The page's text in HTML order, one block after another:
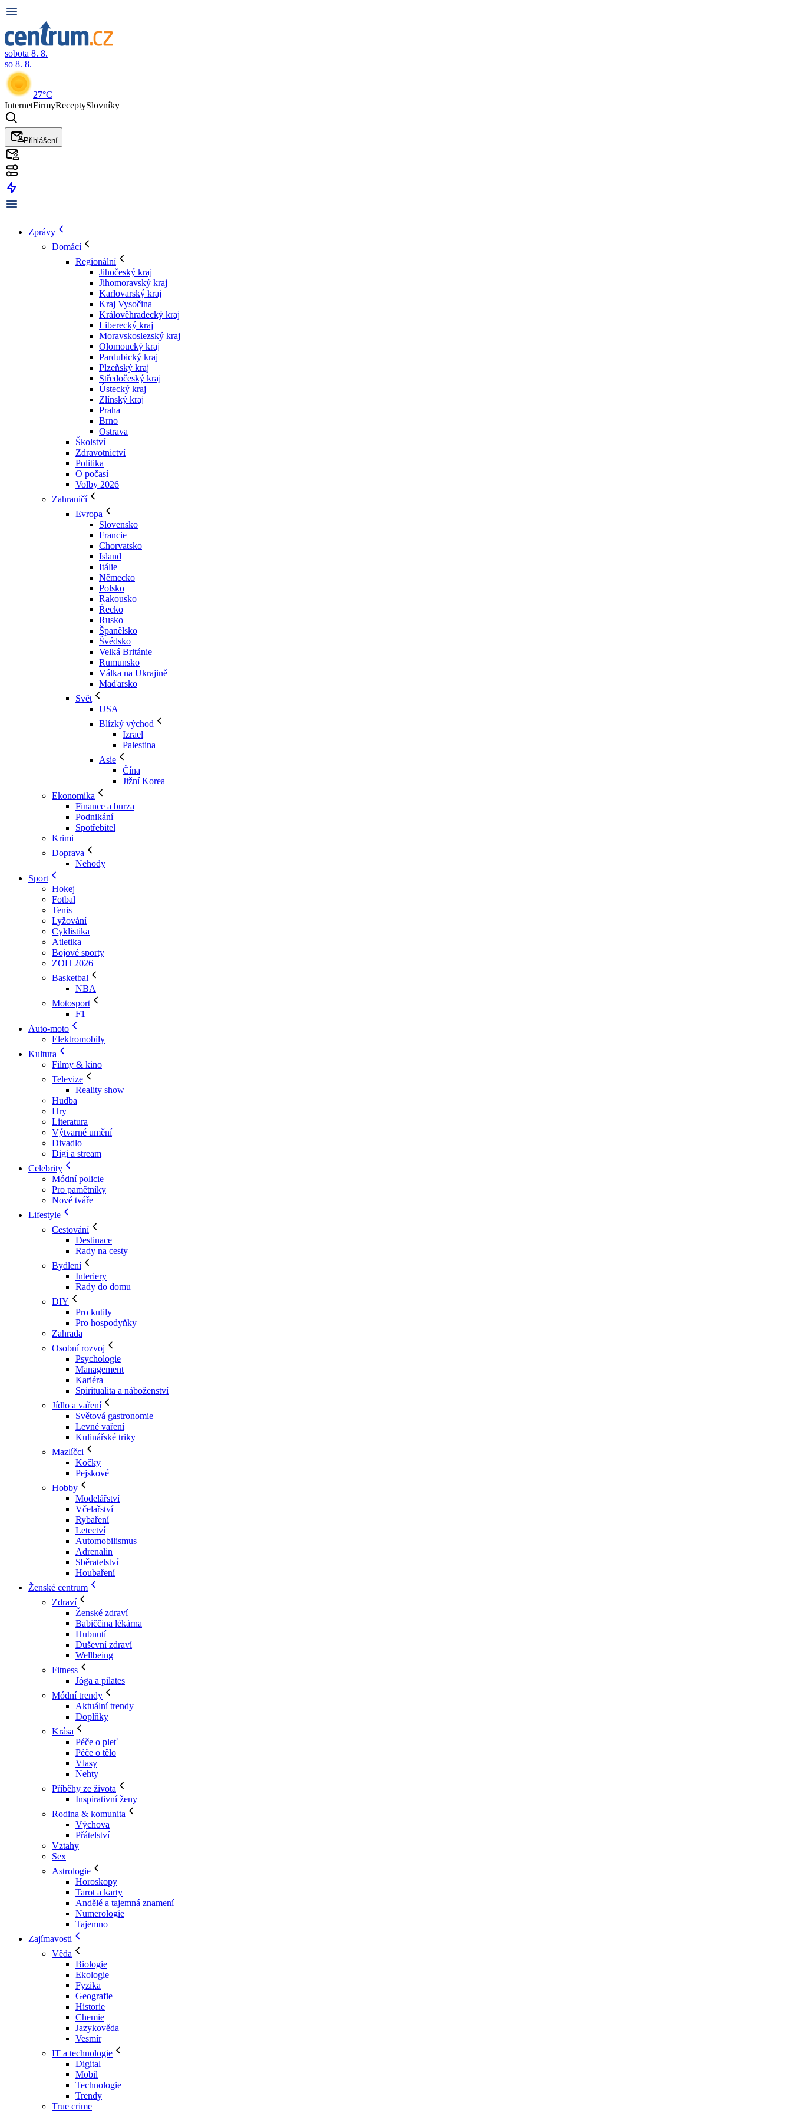
sobota 8. 8.
so 8. 8.
27°C
InternetFirmyReceptySlovníky
Přihlášení
Zprávy
Domácí
Regionální
Jihočeský kraj
Jihomoravský kraj
Karlovarský kraj
Kraj Vysočina
Králověhradecký kraj
Liberecký kraj
Moravskoslezský kraj
Olomoucký kraj
Pardubický kraj
Plzeňský kraj
Středočeský kraj
Ústecký kraj
Zlínský kraj
Praha
Brno
Ostrava
Školství
Zdravotnictví
Politika
O počasí
Volby 2026
Zahraničí
Evropa
Slovensko
Francie
Chorvatsko
Island
Itálie
Německo
Polsko
Rakousko
Řecko
Rusko
Španělsko
Švédsko
Velká Británie
Rumunsko
Válka na Ukrajině
Maďarsko
Svět
USA
Blízký východ
Izrael
Palestina
Asie
Čína
Jižní Korea
Ekonomika
Finance a burza
Podnikání
Spotřebitel
Krimi
Doprava
Nehody
Sport
Hokej
Fotbal
Tenis
Lyžování
Cyklistika
Atletika
Bojové sporty
ZOH 2026
Basketbal
NBA
Motosport
F1
Auto-moto
Elektromobily
Kultura
Filmy & kino
Televize
Reality show
Hudba
Hry
Literatura
Výtvarné umění
Divadlo
Digi a stream
Celebrity
Módní policie
Pro pamětníky
Nové tváře
Lifestyle
Cestování
Destinace
Rady na cesty
Bydlení
Interiery
Rady do domu
DIY
Pro kutily
Pro hospodyňky
Zahrada
Osobní rozvoj
Psychologie
Management
Kariéra
Spiritualita a náboženství
Jídlo a vaření
Světová gastronomie
Levné vaření
Kulinářské triky
Mazlíčci
Kočky
Pejskové
Hobby
Modelářství
Včelařství
Rybaření
Letectví
Automobilismus
Adrenalin
Sběratelství
Houbaření
Ženské centrum
Zdraví
Ženské zdraví
Babiččina lékárna
Hubnutí
Duševní zdraví
Wellbeing
Fitness
Jóga a pilates
Módní trendy
Aktuální trendy
Doplňky
Krása
Péče o pleť
Péče o tělo
Vlasy
Nehty
Příběhy ze života
Inspirativní ženy
Rodina & komunita
Výchova
Přátelství
Vztahy
Sex
Astrologie
Horoskopy
Tarot a karty
Andělé a tajemná znamení
Numerologie
Tajemno
Zajímavosti
Věda
Biologie
Ekologie
Fyzika
Geografie
Historie
Chemie
Jazykověda
Vesmír
IT a technologie
Digital
Mobil
Technologie
Trendy
True crime